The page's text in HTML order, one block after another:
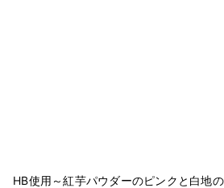
HB使用～紅芋パウダーのピンクと白地